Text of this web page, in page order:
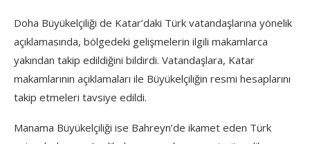
Doha Büyükelçiliği de Katar’daki Türk vatandaşlarına yönelik
açıklamasında, bölgedeki gelişmelerin ilgili makamlarca
yakından takip edildiğini bildirdi. Vatandaşlara, Katar
makamlarının açıklamaları ile Büyükelçiliğin resmi hesaplarını
takip etmeleri tavsiye edildi.
Manama Büyükelçiliği ise Bahreyn’de ikamet eden Türk